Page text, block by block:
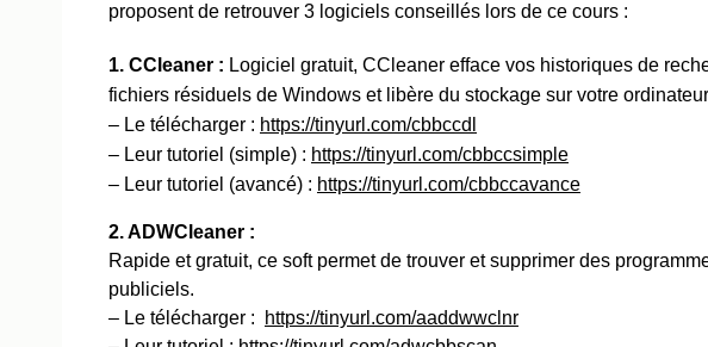
proposent de retrouver 3 logiciels conseillés lors de ce cours :
1. CCleaner : Logiciel gratuit, CCleaner efface vos historiques de
fichiers résiduels de Windows et libère du stockage sur votre
– Le télécharger : https://tinyurl.com/cbbccdl
– Leur tutoriel (simple) : https://tinyurl.com/cbbccsimple
– Leur tutoriel (avancé) : https://tinyurl.com/cbbccavance
2. ADWCleaner :
Rapide et gratuit, ce soft permet de trouver et supprimer des
publiciels.
– Le télécharger :
https://tinyurl.com/aaddwwclnr